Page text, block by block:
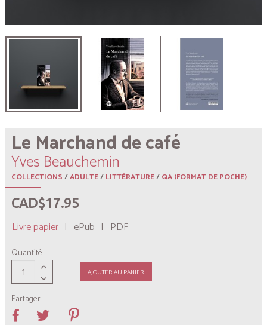
Le Marchand de café
Yves Beauchemin
COLLECTIONS/ADULTE/LITTÉRATURE/QA (FORMAT DE POCHE)
CAD$17.95
Livre papier | ePub | PDF
Quantité
AJOUTER AU PANIER
Partager